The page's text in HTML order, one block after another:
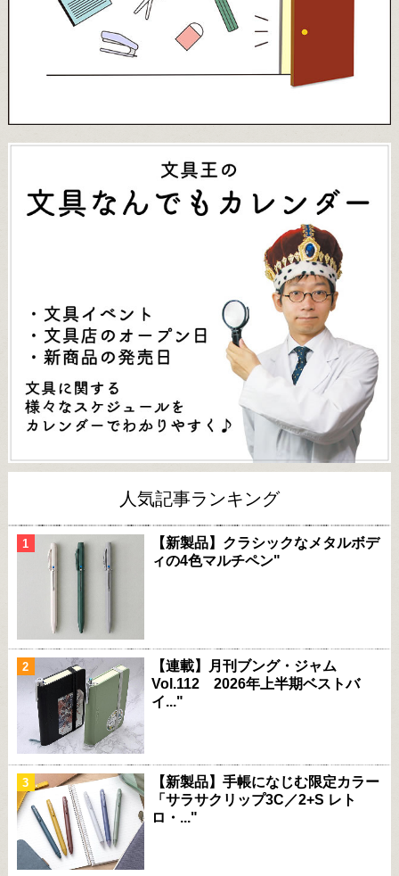
人気記事ランキング
【新製品】クラシックなメタルボデ
ィの4色マルチペン"
【連載】月刊ブング・ジャム
Vol.112 2026年上半期ベストバ
イ..."
【新製品】手帳になじむ限定カラー
「サラサクリップ3C／2+S レト
ロ・..."